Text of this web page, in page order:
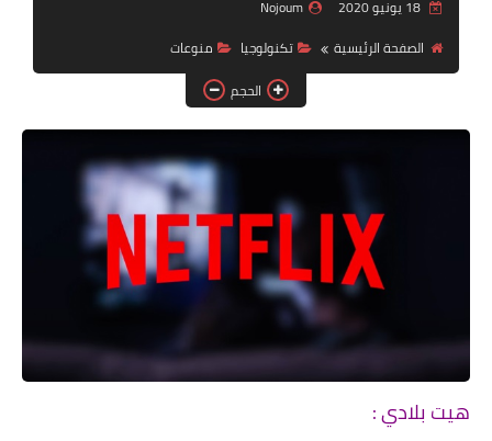
صور
فيديوهات
تكنولوجيا
18 يونيو 2020
Nojoum
الصفحة الرئيسية
تكنولوجيا
منوعات
الحجم
هيت بلادي :